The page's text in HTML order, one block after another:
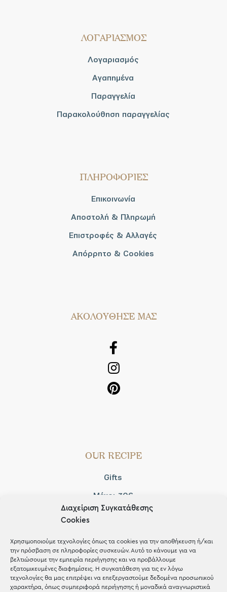
Διαχείριση Συγκατάθεσης
Cookies
Χρησιμοποιούμε τεχνολογίες όπως τα cookies για την αποθήκευση ή/και
την πρόσβαση σε πληροφορίες συσκευών. Αυτό το κάνουμε για να
βελτιώσουμε την εμπειρία περιήγησης και να προβάλλουμε
εξατομικευμένες διαφημίσεις. Η συγκατάθεση για τις εν λόγω
τεχνολογίες θα μας επιτρέψει να επεξεργαστούμε δεδομένα προσωπικού
χαρακτήρα, όπως συμπεριφορά περιήγησης ή μοναδικά αναγνωριστικά
ΛΟΓΑΡΙΑΣΜΟΣ
Λογαριασμός
Αγαπημένα
Παραγγελία
Παρακολούθηση παραγγελίας
ΠΛΗΡΟΦΟΡΙΕΣ
Επικοινωνία
Αποστολή & Πληρωμή
Επιστροφές & Αλλαγές
Απόρρητο & Cookies
AΚΟΛΟΥΘΗΣΕ ΜΑΣ
OUR RECIPE
Gifts
Μέχρι 30€
Blog